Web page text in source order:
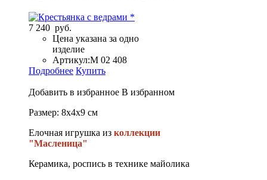
7 240 руб.
Цена указана за одно
изделие
Артикул:М 02 408
Подробнее Купить
Добавить в избранное В избранном
Размер: 8х4х9 см
Елочная игрушка из коллекции
"Масленица"
Керамика, роспись в технике майолика